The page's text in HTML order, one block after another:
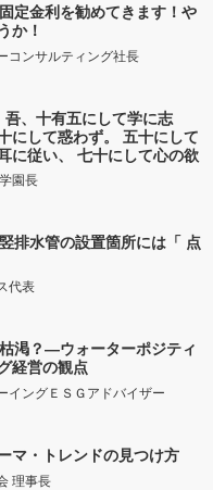
定金利を勧めてきます！や
か！
コンサルティング社長
、十有五にして学に志
にして惑わず。 五十にして
に従い、 七十にして心の欲
えず。
園長
排水管の設置箇所には「 点
代表
渇？―ウォーターポジティ
経営の観点
イングＥＳＧアドバイザー
マ・トレンドの見つけ方
理事長